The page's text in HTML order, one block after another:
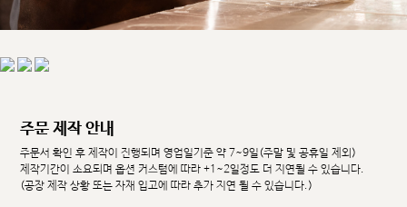
주문 제작 안내
주문서 확인 후 제작이 진행되며 영업일기준 약 7~9일(주말 및 공휴일 제외)
제작기간이 소요되며 옵션 커스텀에 따라 +1~2일정도 더 지연될 수 있습니다.
(공장 제작 상황 또는 자재 입고에 따라 추가 지연 될 수 있습니다.)